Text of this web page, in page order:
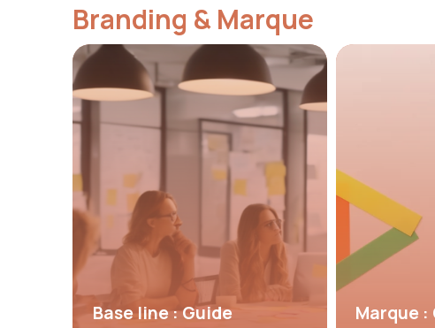
Branding & Marque
Base line : Guide
Marque